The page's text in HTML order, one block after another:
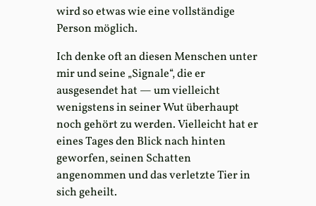
wird so etwas wie eine vollständige
Person möglich.
Ich denke oft an diesen Menschen unter
mir und seine „Signale“, die er
ausgesendet hat — um vielleicht
wenigstens in seiner Wut überhaupt
noch gehört zu werden. Vielleicht hat er
eines Tages den Blick nach hinten
geworfen, seinen Schatten
angenommen und das verletzte Tier in
sich geheilt.